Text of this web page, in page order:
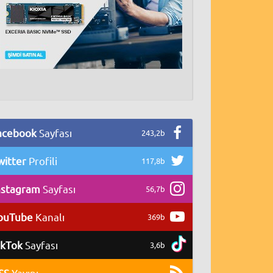
Sayfası 243,2b
Profili 117,8b
Sayfası 56,7b
Kanalı 369b
Sayfası 3,6b